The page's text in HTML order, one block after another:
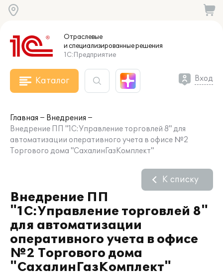
Отраслевые
и специализированныерешения
1С:Предприятие
Каталог Вход
Главная
Внедрения
Внедрение ПП "1С:Управление торговлей 8" для
автоматизации оперативного учета в офисе №2
Торгового дома "СахалинГазКомплект"
Внедрение ПП
"1С:Управление торговлей 8"
для автоматизации
оперативного учета в офисе
№2 Торгового дома
"СахалинГазКомплект"
К списку